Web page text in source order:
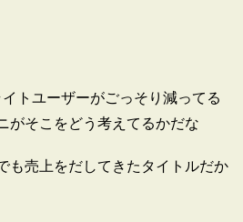
トユーザーがごっそり減ってる
がそこをどう考えてるかだな
も売上をだしてきたタイトルだか